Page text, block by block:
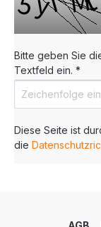
Bitte geben Sie
Textfeld ein. *
Diese Seite ist
die